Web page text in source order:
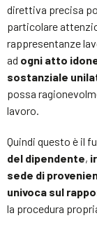
direttiva precisa
particolare
rappresentanze
ad ogni atto
sostanziale
possa
lavoro.
Quindi questo è il
del dipendente,
sede di
univoca sul
la procedura